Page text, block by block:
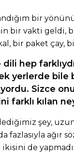
bir
bir vakti geldi,
bir paket çay,
hep
yerlerde bile
Sizce
farklı kılan
şey,
fazlasıyla ağır
de